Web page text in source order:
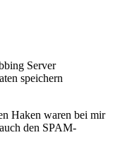
Server
speichern
Haken waren bei mir
den SPAM-